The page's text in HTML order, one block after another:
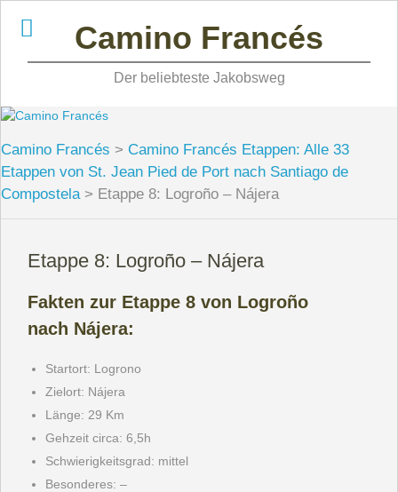
Camino Francés
Der beliebteste Jakobsweg
Camino Francés > Camino Francés Etappen: Alle 33
Etappen von St. Jean Pied de Port nach Santiago de
Compostela> Etappe 8: Logroño – Nájera
Etappe 8: Logroño – Nájera
Fakten zur Etappe 8 von Logroño
nach Nájera:
Startort: Logrono
Zielort: Nájera
Länge: 29 Km
Gehzeit circa: 6,5h
Schwierigkeitsgrad: mittel
Besonderes: –